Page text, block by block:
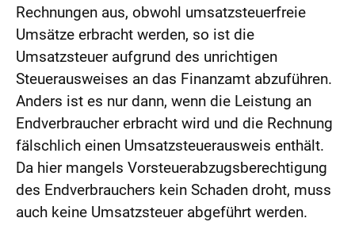
Rechnungen aus, obwohl umsatzsteuerfreie
Umsätze erbracht werden, so ist die
Umsatzsteuer aufgrund des unrichtigen
Steuerausweises an das Finanzamt abzuführen.
Anders ist es nur dann, wenn die Leistung an
Endverbraucher erbracht wird und die Rechnung
fälschlich einen Umsatzsteuerausweis enthält.
Da hier mangels Vorsteuerabzugsberechtigung
des Endverbrauchers kein Schaden droht, muss
auch keine Umsatzsteuer abgeführt werden.